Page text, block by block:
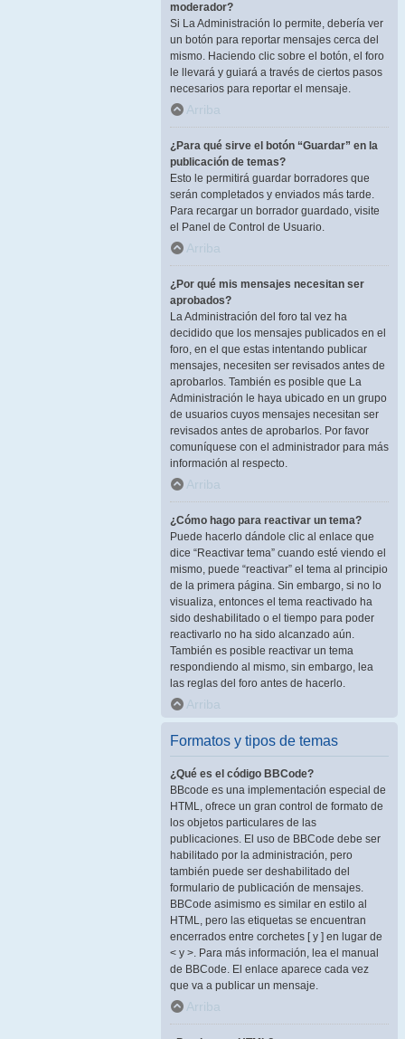
moderador?
Si La Administración lo permite, debería ver
un botón para reportar mensajes cerca del
mismo. Haciendo clic sobre el botón, el foro
le llevará y guiará a través de ciertos pasos
necesarios para reportar el mensaje.
Arriba
¿Para qué sirve el botón “Guardar” en la
publicación de temas?
Esto le permitirá guardar borradores que
serán completados y enviados más tarde.
Para recargar un borrador guardado, visite
el Panel de Control de Usuario.
Arriba
¿Por qué mis mensajes necesitan ser
aprobados?
La Administración del foro tal vez ha
decidido que los mensajes publicados en el
foro, en el que estas intentando publicar
mensajes, necesiten ser revisados antes de
aprobarlos. También es posible que La
Administración le haya ubicado en un grupo
de usuarios cuyos mensajes necesitan ser
revisados antes de aprobarlos. Por favor
comuníquese con el administrador para más
información al respecto.
Arriba
¿Cómo hago para reactivar un tema?
Puede hacerlo dándole clic al enlace que
dice “Reactivar tema” cuando esté viendo el
mismo, puede “reactivar” el tema al principio
de la primera página. Sin embargo, si no lo
visualiza, entonces el tema reactivado ha
sido deshabilitado o el tiempo para poder
reactivarlo no ha sido alcanzado aún.
También es posible reactivar un tema
respondiendo al mismo, sin embargo, lea
las reglas del foro antes de hacerlo.
Arriba
Formatos y tipos de temas
¿Qué es el código BBCode?
BBcode es una implementación especial de
HTML, ofrece un gran control de formato de
los objetos particulares de las
publicaciones. El uso de BBCode debe ser
habilitado por la administración, pero
también puede ser deshabilitado del
formulario de publicación de mensajes.
BBCode asimismo es similar en estilo al
HTML, pero las etiquetas se encuentran
encerrados entre corchetes [ y ] en lugar de
< y >. Para más información, lea el manual
de BBCode. El enlace aparece cada vez
que va a publicar un mensaje.
Arriba